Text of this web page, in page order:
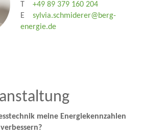
T
+49 89 379 160 204
E
sylvia.schmiderer@berg-
energie.de
meine Energiekennzahlen